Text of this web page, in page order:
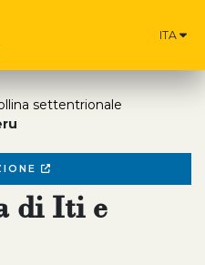
ITA
settentrionale
di Iti e